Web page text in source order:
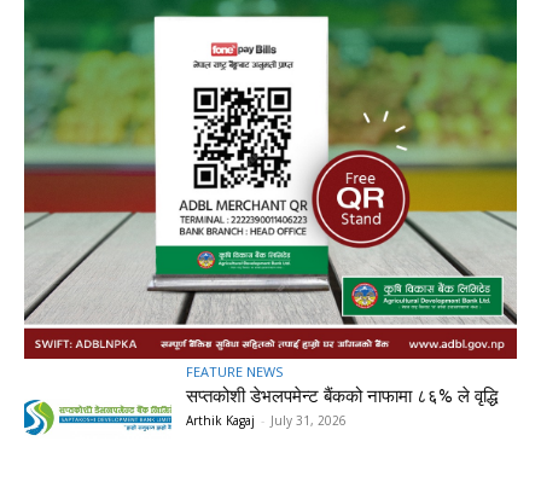
FEATURE NEWS
सप्तकोशी डेभलपमेन्ट बैंकको नाफामा ८६% ले वृद्धि
Arthik Kagaj - July 31, 2026